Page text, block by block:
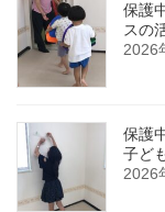
保護
スの
2026
保護
子ど
2026